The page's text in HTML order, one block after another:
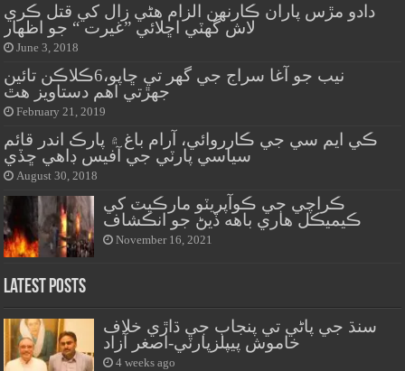
دادو مڙس پاران ڪارنهن الزام هڻي زال کي قتل ڪري
لاش گهٽي اڇلائي ”غيرت “ جو اظهار
June 3, 2018
نيب جو آغا سراج جي گهر تي ڇاپو،6ڪلاڪن تائين
جهڙتي اهم دستاويز هٿ
February 21, 2019
ڪي ايم سي جي ڪارروائي، آرام باغ ۾ پارڪ اندر قائم
سياسي پارٽي جي آفيس ڊاهي ڇڏي
August 30, 2018
ڪراچي جي ڪوآپريٽو مارڪيٽ کي
ڪيميڪل هاري باهه ڏيڻ جو انڪشاف
November 16, 2021
Latest Posts
سنڌ جي پاڻي تي پنجاب جي ڌاڙي خلاف
خاموش پيپلزپارٽي-اصغر آزاد
4 weeks ago